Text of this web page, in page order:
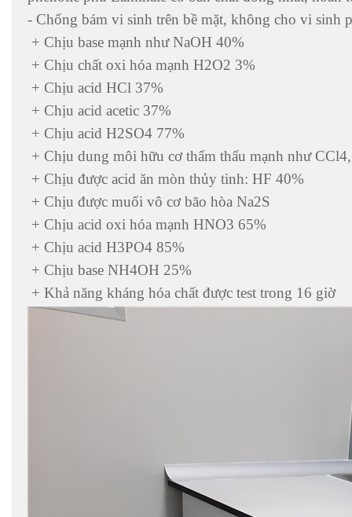
- Chống bám vi sinh trên bề mặt, không cho vi sinh
+ Chịu base mạnh như NaOH 40%
+ Chịu chất oxi hóa mạnh H2O2 3%
+ Chịu acid HCl 37%
+ Chịu acid acetic 37%
+ Chịu acid H2SO4 77%
+ Chịu dung môi hữu cơ thẩm thấu mạnh như
+ Chịu được acid ăn mòn thủy tinh: HF 40%
+ Chịu được muối vô cơ bão hòa Na2S
+ Chịu acid oxi hóa mạnh HNO3 65%
+ Chịu acid H3PO4 85%
+ Chịu base NH4OH 25%
+ Khả năng kháng hóa chất được test trong 16 giờ